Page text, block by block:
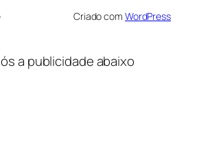
Criado com WordPress
a publicidade abaixo